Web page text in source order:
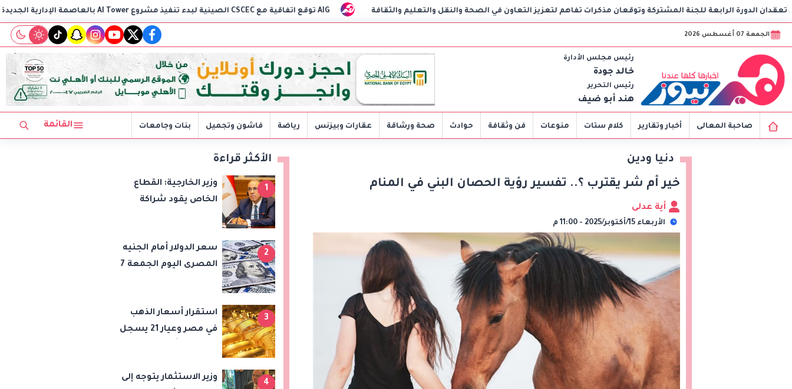
وزير AIG توقع اتفاقية مع CSCEC الصينية لبدء تنفيذ مشروع AI Tower بالعاصمة الإدارية الجديدة للجنة المشتركة وتوقعان مذكرات تفاهم لتعزيز التعاون في الصحة والنقل والتعليم والثقافة
الجمعة 07 أغسطس 2026 facebook
twitter
youtube
instagram
snapchat
tiktok
رئيس مجلس الأدارة
خالد جودة
رئيس التحرير
هند أبو ضيف
صاحبة المعالى أخبار وتقارير كلام ستات منوعات فن وثقافة حوادث صحة ورشاقة عقارات وبيزنس رياضة فاشون وتجميل بنات وجامعات القائمة
دنيا ودين
خير أم شر يقترب ؟.. تفسير رؤية الحصان البني في المنام
أية عدلى
الأربعاء 15/أكتوبر/2025 - 11:00 م
الأكثر قراءة
1
وزير الخارجية: القطاع
الخاص يقود شراكة
جديدة
2
سعر الدولار أمام الجنيه
المصرى اليوم الجمعة 7
3
استقرار أسعار الذهب
في مصر وعيار 21 يسجل
4
وزير الاستثمار يتوجه إلى